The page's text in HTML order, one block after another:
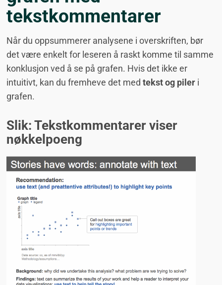
tekstkommentarer
Når du oppsummerer analysene i overskriften, bør
det være enkelt for leseren å raskt komme til samme
konklusjon ved å se på grafen. Hvis det ikke er
intuitivt, kan du fremheve det med tekst og piler i
grafen.
Slik: Tekstkommentarer viser
nøkkelpoeng